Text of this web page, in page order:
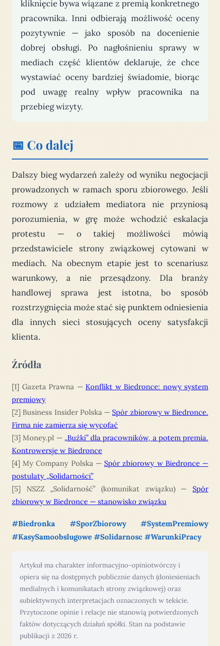
kliknięcie bywa wiązane z premią konkretnego
pracownika. Inni odbierają możliwość oceny
pozytywnie — jako sposób na docenienie
dobrej obsługi. Po nagłośnieniu sprawy w
mediach część klientów deklaruje, że chce
wystawiać oceny bardziej świadomie, biorąc
pod uwagę realny wpływ pracownika na
przebieg wizyty.
📅 Co dalej
Dalszy bieg wydarzeń zależy od wyniku negocjacji
prowadzonych w ramach sporu zbiorowego. Jeśli
rozmowy z udziałem mediatora nie przyniosą
porozumienia, w grę może wchodzić eskalacja
protestu — o takiej możliwości mówią
przedstawiciele strony związkowej cytowani w
mediach. Na obecnym etapie jest to scenariusz
warunkowy, a nie przesądzony. Dla branży
handlowej sprawa jest istotna, bo sposób
rozstrzygnięcia może stać się punktem odniesienia
dla innych sieci stosujących oceny satysfakcji
klienta.
Źródła
[1] Gazeta Prawna — Konflikt w Biedronce: nowy system
premiowy
[2] Business Insider Polska —Spór zbiorowy w Biedronce.
Firma nie zamierza się wycofać
[3] Money.pl — „Buźki” dla pracowników, a potem premia.
Kontrowersje w Biedronce
[4] My Company Polska —Spór zbiorowy w Biedronce —
postulaty „Solidarności”
[5] NSZZ „Solidarność” (komunikat związku) — Spór
zbiorowy w Biedronce — stanowisko związku
#Biedronka #SporZbiorowy #SystemPremiowy
#KasySamoobslugowe #Solidarnosc #WarunkiPracy
Artykuł ma charakter informacyjno-opiniotwórczy i
opiera się na dostępnych publicznie danych (doniesieniach
medialnych i komunikatach strony związkowej) oraz
subiektywnych interpretacjach oznaczonych w tekście.
Przytoczone opinie i relacje nie stanowią potwierdzonych
faktów dotyczących działań spółki. Stan na podstawie
publikacji z 2026 r.